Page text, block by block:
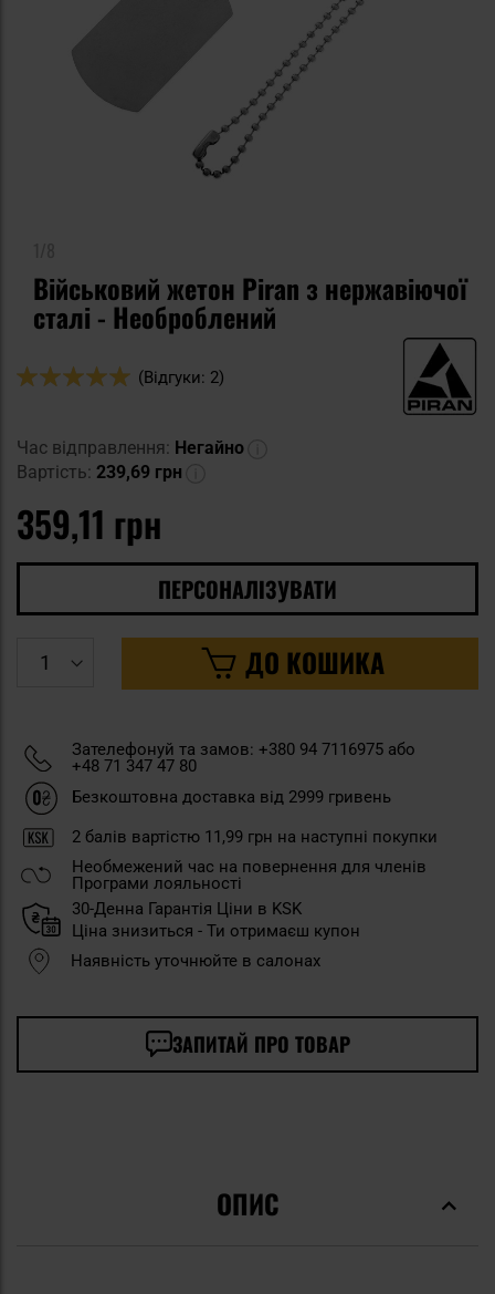
Військовий жетон Piran з нержавіючої
сталі - Необроблений
Оцінка:
(Відгуки: 2)
Час відправлення: Негайно
Вартість: 239,69 грн
359,11 грн
ПЕРСОНАЛІЗУВАТИ
ДО КОШИКА
Зателефонуй та замов: +380 94 7116975 або
+48 71 347 47 80
Безкоштовна доставка від 2999 гривень
2 балів вартістю 11,99 грн на наступні покупки
Необмежений час на повернення для членів
Програми лояльності
30-Денна Гарантія Ціни в KSK
Ціна знизиться - Ти отримаєш купон
Наявність уточнюйте в салонах
ЗАПИТАЙ ПРО ТОВАР
ОПИС